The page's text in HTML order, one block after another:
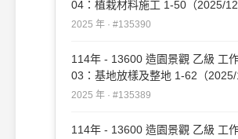
04：植栽材料施工 1-50（2025/
新）#135390
2025 年 · #135390
114年 - 13600 造園景觀 乙級 工
03：基地放樣及整地 1-62（
新）#135389
2025 年 · #135389
114年 - 13600 造園景觀 乙級 工